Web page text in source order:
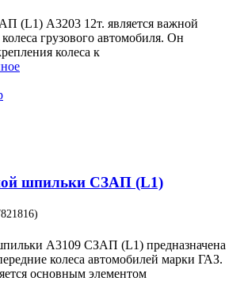
(L1) A3203 12т. является важной
грузового автомобиля. Он
колеса к
шпильки СЗАП (L1)
A3109 СЗАП (L1) предназначена
колеса автомобилей марки ГАЗ.
основным элементом